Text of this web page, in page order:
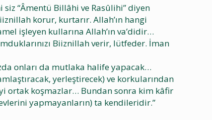
“Âmentü Billâhi ve Rasûlihi” diyen
korur, kurtarır. Allah’ın hangi
işleyen kullarına Allah’ın va’didir…
Biiznillah verir, lütfeder. İman
onları da mutlaka halife yapacak…
yerleştirecek) ve korkularından
ortak koşmazlar… Bundan sonra kim kâfir
yapmayanların) ta kendileridir.”